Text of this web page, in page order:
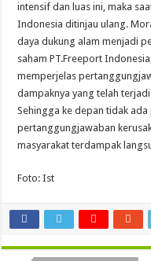
intensif dan luas ini, maka
Indonesia ditinjau ulang.
daya dukung alam menjadi
saham PT.Freeport
memperjelas
dampaknya yang telah
Sehingga ke depan tidak
pertanggungjawaban
masyarakat terdampak
Foto: Ist